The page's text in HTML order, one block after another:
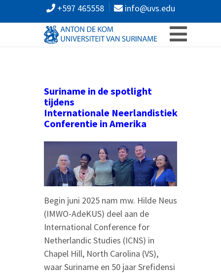
+597 465558 info@uvs.edu
Suriname in de spotlight
tijdens
Internationale Neerlandistiek
Conferentie in Amerika
Begin juni 2025 nam mw. Hilde Neus
(IMWO-AdeKUS) deel aan de
International Conference for
Netherlandic Studies (ICNS) in
Chapel Hill, North Carolina (VS),
waar Suriname en 50 jaar Srefidensi